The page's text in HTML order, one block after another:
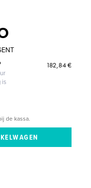
is
182,84 €
de kassa.